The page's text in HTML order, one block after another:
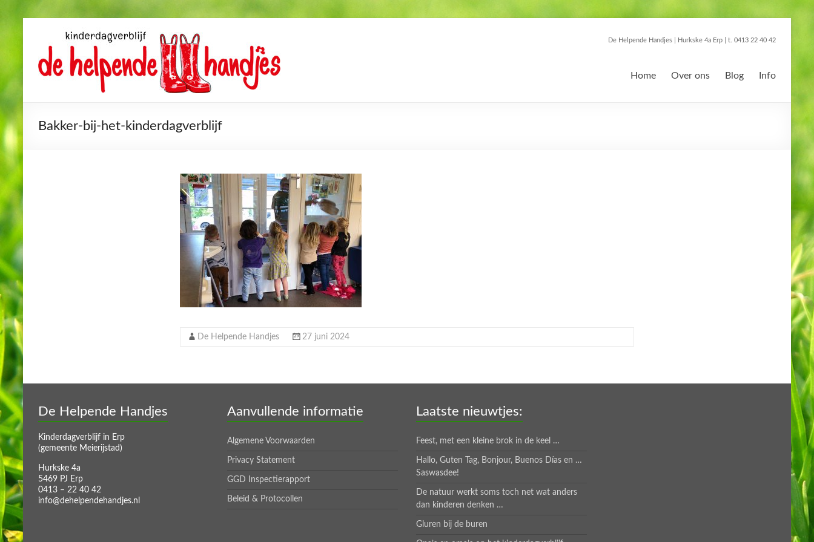
De Helpende Handjes | Hurkske 4a Erp | t. 0413 22 40 42
Home Over ons Blog Info
Bakker-bij-het-kinderdagverblijf
De Helpende Handjes 27 juni 2024
De Helpende Handjes
Kinderdagverblijf in Erp
(gemeente Meierijstad)
Hurkske 4a
5469 PJ Erp
0413 – 22 40 42
info@dehelpendehandjes.nl
Aanvullende informatie
Algemene Voorwaarden
Privacy Statement
GGD Inspectierapport
Beleid & Protocollen
Laatste nieuwtjes:
Feest, met een kleine brok in de keel …
Hallo, Guten Tag, Bonjour, Buenos Días en …
Saswasdee!
De natuur werkt soms toch net wat anders
dan kinderen denken …
Gluren bij de buren